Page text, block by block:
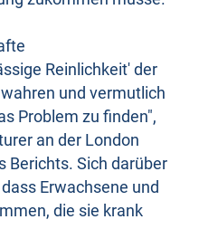
Reinlichkeit' der
und vermutlich
Problem zu finden",
an der London
Berichts. Sich darüber
Erwachsene und
die sie krank